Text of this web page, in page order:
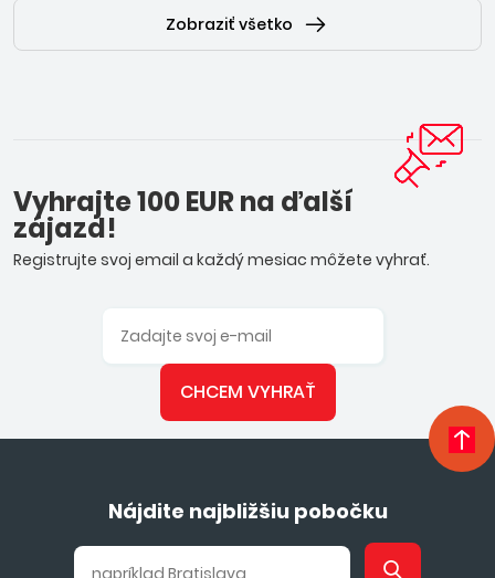
Zobraziť všetko
Vyhrajte 100 EUR na ďalší
zájazd!
Registrujte svoj email a každý mesiac môžete vyhrať.
CHCEM VYHRAŤ
Nájdite najbližšiu pobočku